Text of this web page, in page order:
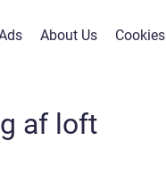
About Us Cookies
af loft